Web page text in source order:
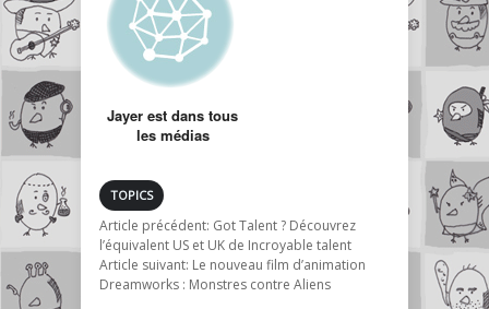
Jayer est dans tous
les médias
TOPICS
Article précédent: Got Talent ? Découvrez
l’équivalent US et UK de Incroyable talent
Article suivant: Le nouveau film d’animation
Dreamworks : Monstres contre Aliens